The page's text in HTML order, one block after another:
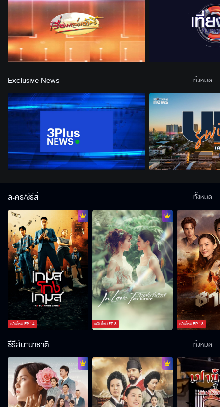
Exclusive News ทั้งหมด
ละคร/ซีรีส์
ตอนใหม่EP.14 ตอนใหม่EP.8 ตอนใหม่EP.18
ทั้งหมด
ซีรีส์นานาชาติ ทั้งหมด